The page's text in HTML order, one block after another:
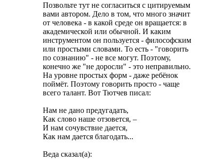
Позвольте тут не согласиться с цитируемым
вами автором. Дело в том, что много значит
от человека - в какой среде он вращается: в
академической или обычной. И каким
инструментом он пользуется - философским
или простыми словами. То есть - "говорить
по сознанию" - не все могут. Поэтому,
конечно же "не доросли" - это неправильно.
На уровне простых форм - даже ребёнок
поймёт. Поэтому говорить просто - чаще
всего талант. Вот Тютчев писал:
Нам не дано предугадать,
Как слово наше отзовется, –
И нам сочувствие дается,
Как нам дается благодать...
Веда сказал(а):